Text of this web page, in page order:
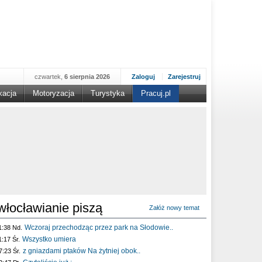
Zaloguj Zarejestruj
czwartek, 6 sierpnia 2026
Motoryzacja Turystyka Pracuj.pl
piszą Załóż nowy temat
Nd. Wczoraj przechodząc przez park na Słodowie..
Śr. Wszystko umiera
Śr. z gniazdami ptaków Na żytniej obok..